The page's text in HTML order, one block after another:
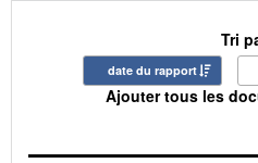
Tri
date du rapport
Ajouter tous les